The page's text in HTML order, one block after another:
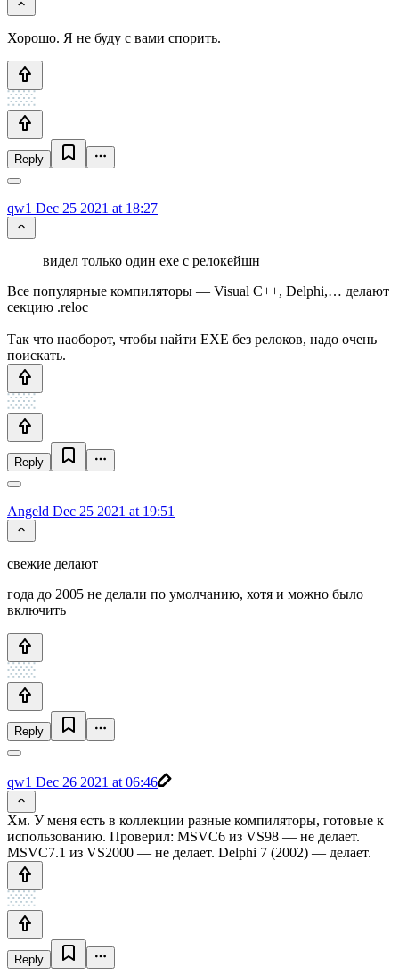
Хорошо. Я не буду с вами спорить.
Reply
qw1 Dec 25 2021 at 18:27
видел только один exe с релокейшн
Все популярные компиляторы — Visual C++, Delphi,… делают
секцию .reloc
Так что наоборот, чтобы найти EXE без релоков, надо очень
поискать.
Reply
Angeld Dec 25 2021 at 19:51
свежие делают
года до 2005 не делали по умолчанию, хотя и можно было
включить
Reply
qw1 Dec 26 2021 at 06:46
Хм. У меня есть в коллекции разные компиляторы, готовые к
использованию. Проверил: MSVC6 из VS98 — не делает.
MSVC7.1 из VS2000 — не делает. Delphi 7 (2002) — делает.
Reply